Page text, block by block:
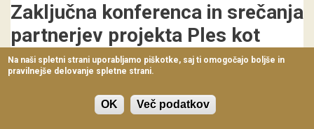
Prireditve
Predavanja
Delavnice
Vodeni ogledi
Zaključna konferenca in srečanja
partnerjev projekta Ples kot
nesnovna kulturna dediščina
letoma 2022 do 2025 je devet partnerjev iz šestih držav v sklopu
projekta Ples kot nesnovna kulturna dediščina: Novi modeli
Na naši spletni strani uporabljamo piškotke, saj ti omogočajo boljše in
pravilnejše delovanje spletne strani.
OK Več podatkov